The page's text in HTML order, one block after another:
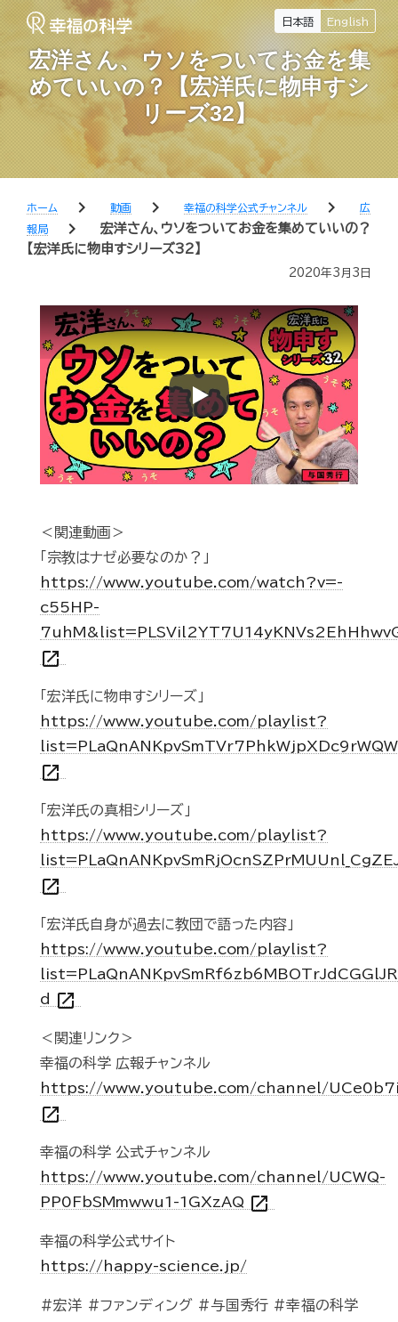
日本語 English
宏洋さん、ウソをついてお金を集
めていいの？【宏洋氏に物申すシ
リーズ32】
ホーム chevron_right 動画 chevron_right 幸福の科学公式チャンネル chevron_right
広
報局
chevron_right
宏洋さん、ウソをついてお金を集めていいの？
【宏洋氏に物申すシリーズ32】
2020年3月3日
Play
＜関連動画＞
「宗教はナゼ必要なのか？」
https://www.youtube.com/watch?v=-
c55HP-
open_in_new
「宏洋氏に物申すシリーズ」
https://www.youtube.com/playlist?
open_in_new
「宏洋氏の真相シリーズ」
https://www.youtube.com/playlist?
open_in_new
「宏洋氏自身が過去に教団で語った内容」
https://www.youtube.com/playlist?
d open_in_new
＜関連リンク＞
幸福の科学 広報チャンネル
https://www.youtube.com/channel/
open_in_new
幸福の科学 公式チャンネル
https://www.youtube.com/channel/UCWQ-
PP0FbSMmwwu1-1GXzAQ open_in_new
幸福の科学公式サイト
https://happy-science.jp/
#宏洋 #ファンディング #与国秀行 #幸福の科学